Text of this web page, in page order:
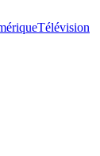
Télévision